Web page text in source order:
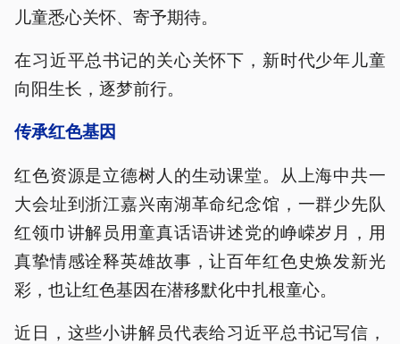
儿童悉心关怀、寄予期待。
在习近平总书记的关心关怀下，新时代少年儿童
向阳生长，逐梦前行。
传承红色基因
红色资源是立德树人的生动课堂。从上海中共一
大会址到浙江嘉兴南湖革命纪念馆，一群少先队
红领巾讲解员用童真话语讲述党的峥嵘岁月，用
真挚情感诠释英雄故事，让百年红色史焕发新光
彩，也让红色基因在潜移默化中扎根童心。
近日，这些小讲解员代表给习近平总书记写信，